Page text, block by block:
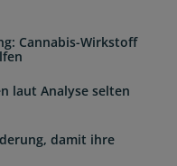
Cannabis-Wirkstoff
laut Analyse selten
damit ihre